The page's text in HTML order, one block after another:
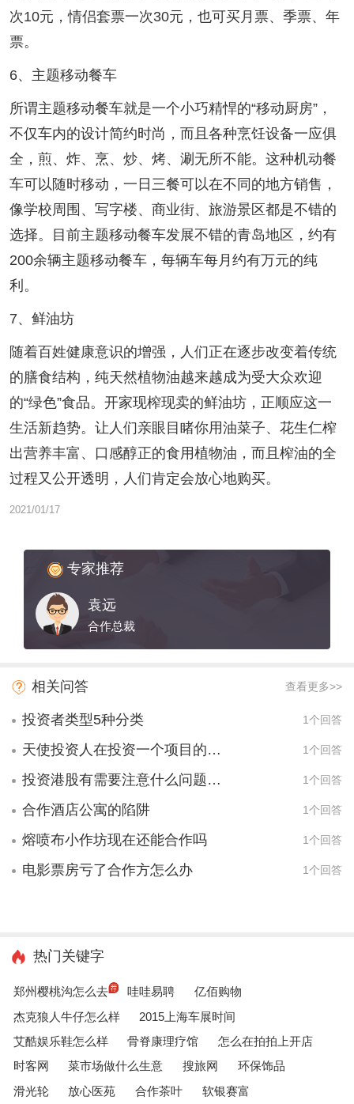
次10元，情侣套票一次30元，也可买月票、季票、年
票。
6、主题移动餐车
所谓主题移动餐车就是一个小巧精悍的“移动厨房”，
不仅车内的设计简约时尚，而且各种烹饪设备一应俱
全，煎、炸、烹、炒、烤、涮无所不能。这种机动餐
车可以随时移动，一日三餐可以在不同的地方销售，
像学校周围、写字楼、商业街、旅游景区都是不错的
选择。目前主题移动餐车发展不错的青岛地区，约有
200余辆主题移动餐车，每辆车每月约有万元的纯
利。
7、鲜油坊
随着百姓健康意识的增强，人们正在逐步改变着传统
的膳食结构，纯天然植物油越来越成为受大众欢迎
的“绿色”食品。开家现榨现卖的鲜油坊，正顺应这一
生活新趋势。让人们亲眼目睹你用油菜子、花生仁榨
出营养丰富、口感醇正的食用植物油，而且榨油的全
过程又公开透明，人们肯定会放心地购买。
2021/01/17
专家推荐
袁远
合作总裁
相关问答 查看更多>>
投资者类型5种分类 1个回答
天使投资人在投资一个项目的时候,最基本的是看重哪两样东西? 1个回答
投资港股有需要注意什么问题的吗？ 1个回答
合作酒店公寓的陷阱 1个回答
熔喷布小作坊现在还能合作吗 1个回答
电影票房亏了合作方怎么办 1个回答
热门关键字
郑州樱桃沟怎么去 哇哇易聘
亿佰购物
杰克狼人牛仔怎么样
2015上海车展时间
艾酷娱乐鞋怎么样
骨脊康理疗馆
怎么在拍拍上开店
时客网
菜市场做什么生意 搜旅网
环保饰品
滑光轮
放心医苑 合作茶叶 软银赛富